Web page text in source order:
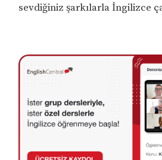
sevdiğiniz şarkılarla İngilizce